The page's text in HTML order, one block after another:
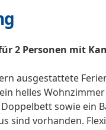
2 Personen mit
ausgestattete
helles
sowie ein
sind vorhanden.